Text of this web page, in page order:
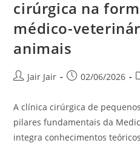
cirúrgica na
médico-
animais
Jair Jair 02/06/2026
A clínica cirúrgica de
pilares fundamentais da
integra conhecimentos